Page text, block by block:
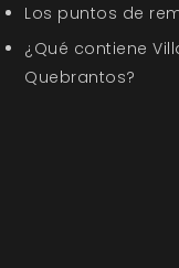
Los puntos de
¿Qué contiene
Quebrantos?